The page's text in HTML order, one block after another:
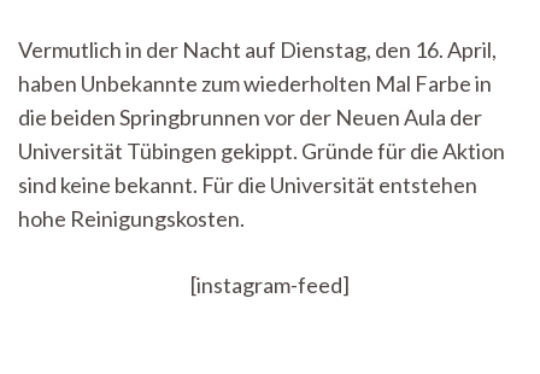
Techno
im
Brunnen:
Neongrünes
Wasser
vor
Vermutlich in der Nacht auf Dienstag, den 16. April,
haben Unbekannte zum wiederholten Mal Farbe in
die beiden Springbrunnen vor der Neuen Aula der
Universität Tübingen gekippt. Gründe für die Aktion
sind keine bekannt. Für die Universität entstehen
hohe Reinigungskosten.
[instagram-feed]